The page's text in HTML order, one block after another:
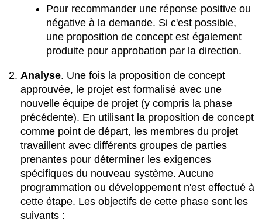
Pour recommander une réponse positive ou
négative à la demande. Si c'est possible,
une proposition de concept est également
produite pour approbation par la direction.
Analyse. Une fois la proposition de concept
approuvée, le projet est formalisé avec une
nouvelle équipe de projet (y compris la phase
précédente). En utilisant la proposition de concept
comme point de départ, les membres du projet
travaillent avec différents groupes de parties
prenantes pour déterminer les exigences
spécifiques du nouveau système. Aucune
programmation ou développement n'est effectué à
cette étape. Les objectifs de cette phase sont les
suivants :